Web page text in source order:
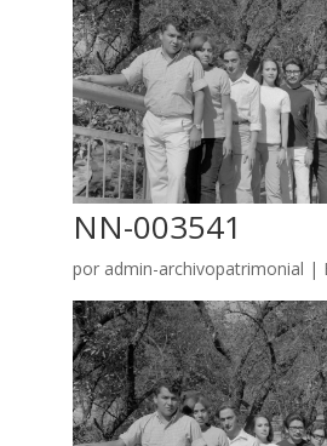
NN-003541
por admin-archivopatrimonial |